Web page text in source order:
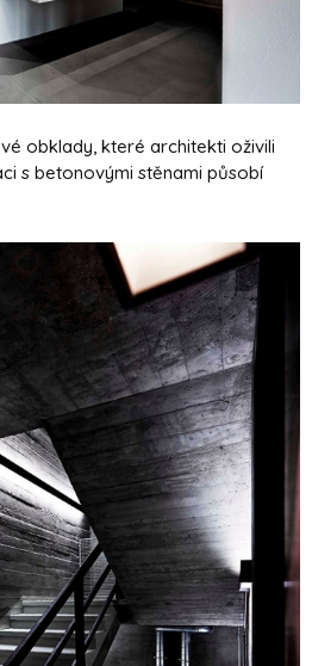
obklady, které architekti oživili
s betonovými stěnami působí